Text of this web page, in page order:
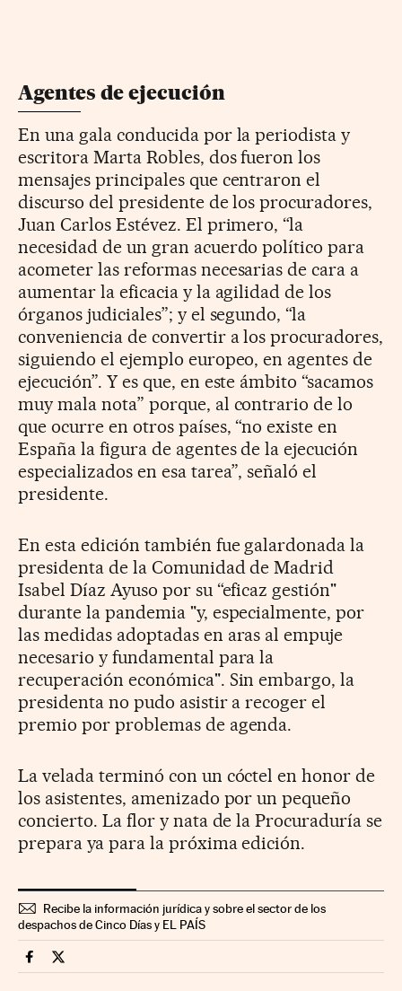
Agentes de ejecución
En una gala conducida por la periodista y
escritora Marta Robles, dos fueron los
mensajes principales que centraron el
discurso del presidente de los procuradores,
Juan Carlos Estévez. El primero, “la
necesidad de un gran acuerdo político para
acometer las reformas necesarias de cara a
aumentar la eficacia y la agilidad de los
órganos judiciales”; y el segundo, “la
conveniencia de convertir a los procuradores,
siguiendo el ejemplo europeo, en agentes de
ejecución”. Y es que, en este ámbito “sacamos
muy mala nota” porque, al contrario de lo
que ocurre en otros países, “no existe en
España la figura de agentes de la ejecución
especializados en esa tarea”, señaló el
presidente.
En esta edición también fue galardonada la
presidenta de la Comunidad de Madrid
Isabel Díaz Ayuso por su “eficaz gestión"
durante la pandemia "y, especialmente, por
las medidas adoptadas en aras al empuje
necesario y fundamental para la
recuperación económica". Sin embargo, la
presidenta no pudo asistir a recoger el
premio por problemas de agenda.
La velada terminó con un cóctel en honor de
los asistentes, amenizado por un pequeño
concierto. La flor y nata de la Procuraduría se
prepara ya para la próxima edición.
Recibe la información jurídica y sobre el sector de los
despachos de Cinco Días y EL PAÍS
Legal Cinco Días en Facebook
Legal Cinco Días en Twitter